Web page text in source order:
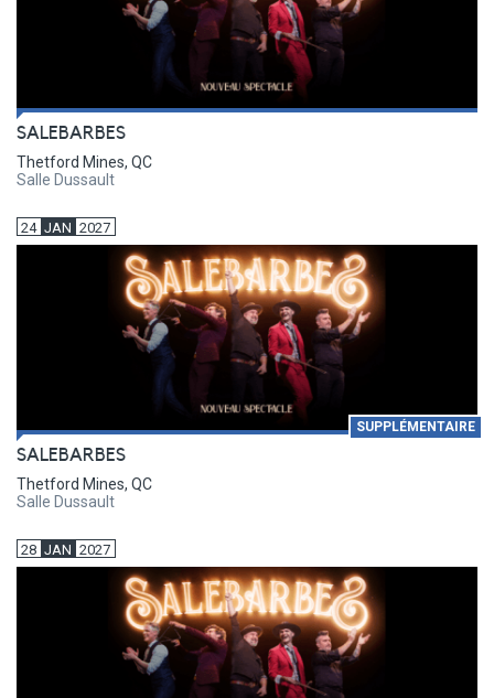
SALEBARBES
Thetford Mines, QC
Salle Dussault
24 JAN 2027
SUPPLÉMENTAIRE
SALEBARBES
Thetford Mines, QC
Salle Dussault
28 JAN 2027